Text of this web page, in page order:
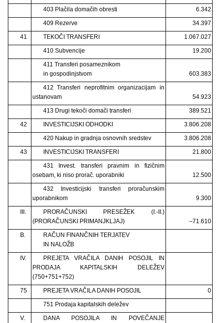
403 Plačila domačih obresti
6.342
409 Rezerve
34.397
41
TEKOČI TRANSFERI
1.067.027
410 Subvencije
19.200
411 Transferi posameznikom
in gospodinjstvom
603.383
412 Transferi neprofitnim organizacijam in
ustanovam
54.923
413 Drugi tekoči domači transferi
389.521
42
INVESTICIJSKI ODHODKI
3.806.208
420 Nakup in gradnja osnovnih sredstev
3.806.208
43
INVESTICIJSKI TRANSFERI
21.800
431 Invest. transferi pravnim in fizičnim
osebam, ki niso prorač. uporabniki
12.500
432 Investicijski transferi proračunskim
uporabnikom
9.300
III.
PRORAČUNSKI PRESEŽEK (I.-II.)
(PRORAČUNSKI PRIMANJKLJAJ)
–71.610
B.
RAČUN FINANČNIH TERJATEV
IN NALOŽB
IV.
PREJETA VRAČILA DANIH POSOJIL IN
PRODAJA KAPITALSKIH DELEŽEV
(750+751+752)
75
PREJETA VRAČILA DANIH POSOJIL
0
751 Prodaja kapitalskih deležev
V.
DANA POSOJILA IN POVEČANJE